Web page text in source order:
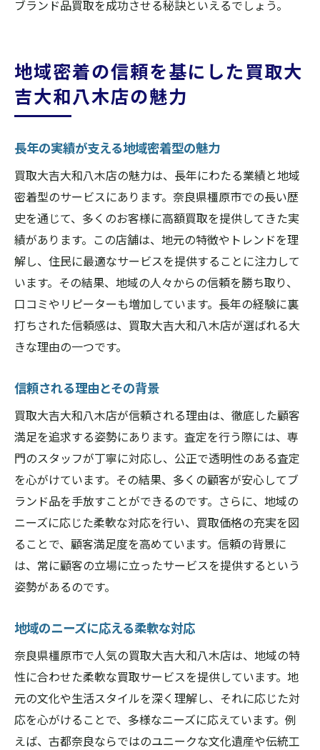
ブランド品買取を成功させる秘訣といえるでしょう。
地域密着の信頼を基にした買取大
吉大和八木店の魅力
長年の実績が支える地域密着型の魅力
買取大吉大和八木店の魅力は、長年にわたる業績と地域
密着型のサービスにあります。奈良県橿原市での長い歴
史を通じて、多くのお客様に高額買取を提供してきた実
績があります。この店舗は、地元の特徴やトレンドを理
解し、住民に最適なサービスを提供することに注力して
います。その結果、地域の人々からの信頼を勝ち取り、
口コミやリピーターも増加しています。長年の経験に裏
打ちされた信頼感は、買取大吉大和八木店が選ばれる大
きな理由の一つです。
信頼される理由とその背景
買取大吉大和八木店が信頼される理由は、徹底した顧客
満足を追求する姿勢にあります。査定を行う際には、専
門のスタッフが丁寧に対応し、公正で透明性のある査定
を心がけています。その結果、多くの顧客が安心してブ
ランド品を手放すことができるのです。さらに、地域の
ニーズに応じた柔軟な対応を行い、買取価格の充実を図
ることで、顧客満足度を高めています。信頼の背景に
は、常に顧客の立場に立ったサービスを提供するという
姿勢があるのです。
地域のニーズに応える柔軟な対応
奈良県橿原市で人気の買取大吉大和八木店は、地域の特
性に合わせた柔軟な買取サービスを提供しています。地
元の文化や生活スタイルを深く理解し、それに応じた対
応を心がけることで、多様なニーズに応えています。例
えば、古都奈良ならではのユニークな文化遺産や伝統工